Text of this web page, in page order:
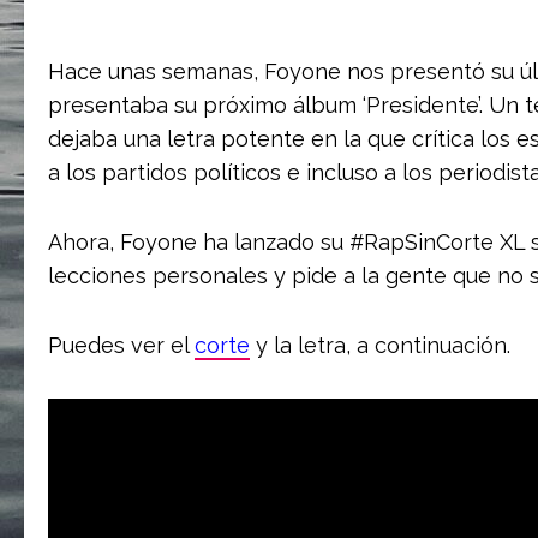
Hace unas semanas, Foyone nos presentó su
presentaba su próximo álbum ‘Presidente’.
dejaba una letra potente en la que crítica los
a los partidos políticos e incluso a los
Ahora, Foyone ha lanzado su #RapSinCorte
lecciones personales y pide a la gente que no
Puedes ver elcorte y la letra, a continuación.